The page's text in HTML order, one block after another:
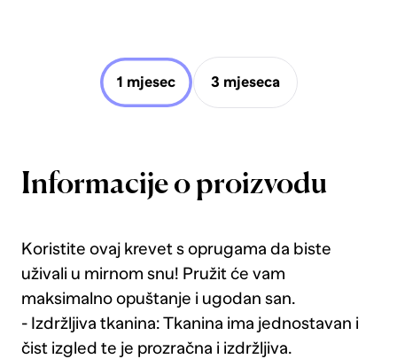
1 mjesec 3 mjeseca
Informacije o proizvodu
Koristite ovaj krevet s oprugama da biste
uživali u mirnom snu! Pružit će vam
maksimalno opuštanje i ugodan san.
- Izdržljiva tkanina: Tkanina ima jednostavan i
čist izgled te je prozračna i izdržljiva.